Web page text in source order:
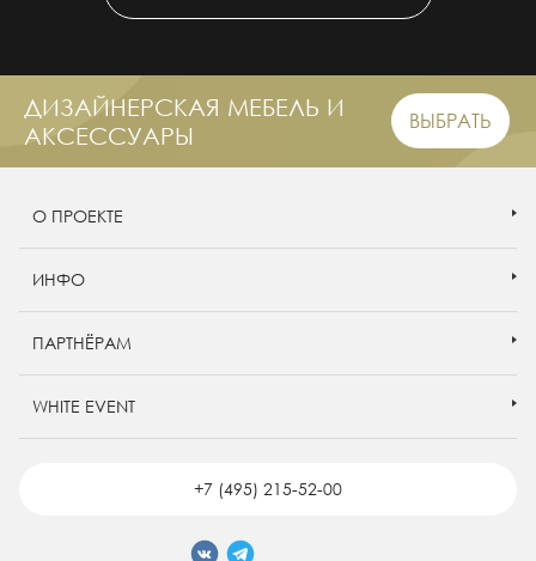
ДИЗАЙНЕРСКАЯ МЕБЕЛЬ И
АКСЕССУАРЫ
ВЫБРАТЬ
О ПРОЕКТЕ
ИНФО
ПАРТНЁРАМ
WHITE EVENT
+7 (495) 215-52-00